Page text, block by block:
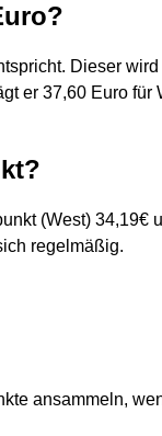
Dieser
er 37,60 Euro für
(West) 34,19€
regelmäßig.
ansammeln,